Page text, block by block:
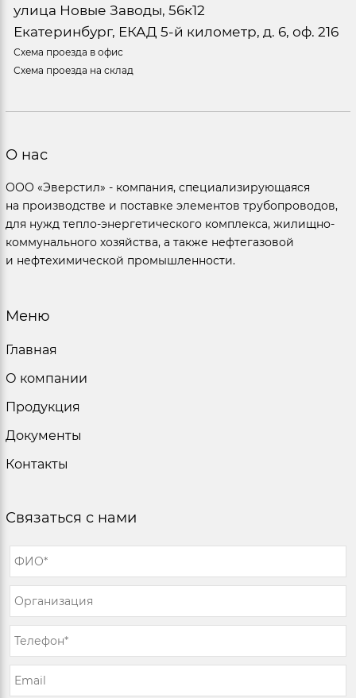
улица Новые Заводы, 56к12
Екатеринбург, ЕКАД 5-й километр, д. 6, оф. 216
Схема проезда в офис
Схема проезда на склад
О нас
ООО «Эверстил» - компания, специализирующаяся
на производстве и поставке элементов трубопроводов,
для нужд тепло-энергетического комплекса, жилищно-
коммунального хозяйства, а также нефтегазовой
и нефтехимической промышленности.
Меню
Главная
О компании
Продукция
Документы
Контакты
Связаться с нами